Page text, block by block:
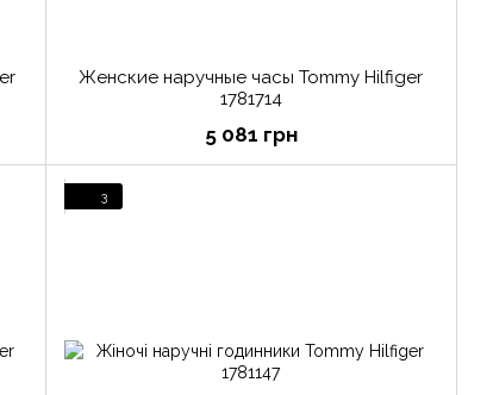
Женские наручные часы Tommy Hilfiger
1781714
5 081 грн
3